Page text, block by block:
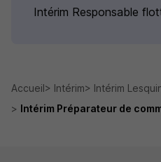
Intérim Responsable
Accueil Intérim Intérim
Intérim Préparateur de